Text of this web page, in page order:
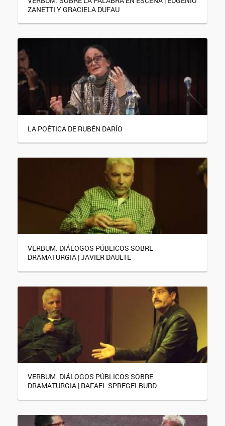
ZANETTI Y GRACIELA DUFAU
LA POÉTICA DE RUBÉN DARÍO
VERBUM. DIÁLOGOS PÚBLICOS SOBRE
DRAMATURGIA | JAVIER DAULTE
VERBUM. DIÁLOGOS PÚBLICOS SOBRE
DRAMATURGIA | RAFAEL SPREGELBURD